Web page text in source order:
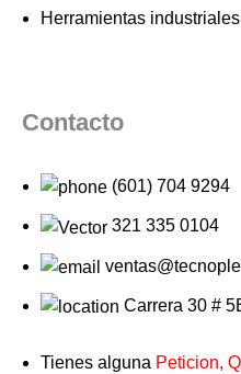
Herramientas industriales
Contacto
(601) 704 9294
321 335 0104
Carrera 30 #
Tienes alguna Peticion,